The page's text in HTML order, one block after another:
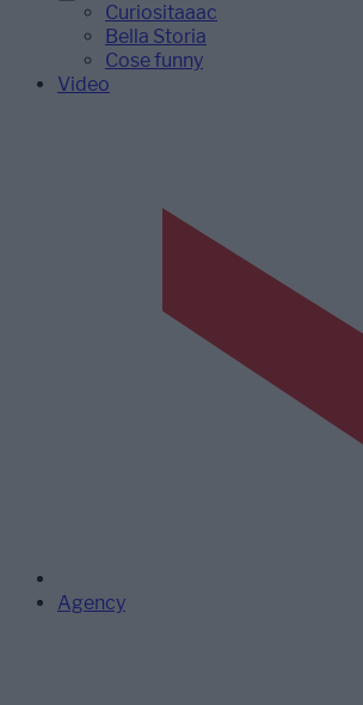
Curiositaaac
Bella Storia
Cose funny
Video
Agency